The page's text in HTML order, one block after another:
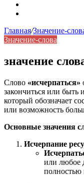
Главная/Значение-
Значение-слова
значение
Слово «исчерпаться»
закончиться или быть
который обозначает
или возможность
Основные значения
Исчерпание
или любое
полностью